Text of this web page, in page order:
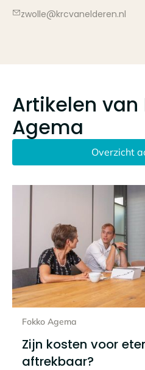
zwolle@krcvanelderen.nl
Artikelen van
Agema
Overzicht
Fokko Agema
Zijn kosten voor
aftrekbaar?